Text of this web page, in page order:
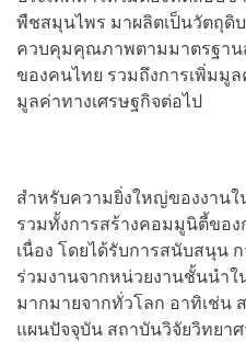
พืชสมุนไพร มาผลิตเป็นวัตถุดิ
ควบคุมคุณภาพตามมาตรฐาน
ของคนไทย รวมถึงการเพิ่มมู
มูลค่าทางเศรษฐกิจต่อไป
สำหรับความยิ่งใหญ่ของงาน
รวมทั้งการสร้างคอมมูนิตี้ของ
เนื่อง โดยได้รับการสนับสนุน
ร่วมงานจากหน่วยงานชั้นนำใ
มากมายจากทั่วโลก อาทิเช่น
แผนปัจจุบัน สถาบันวิจัยวิทยา